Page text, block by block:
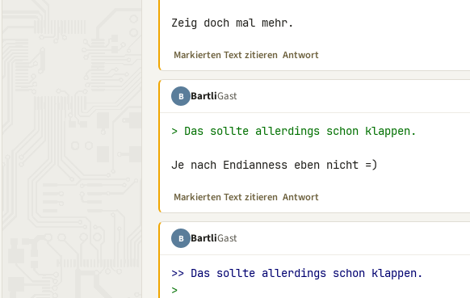
Zeig doch mal mehr.
Markierten Text zitieren Antwort
B BartliGast
> Das sollte allerdings schon klappen.
Je nach Endianness eben nicht =)
Markierten Text zitieren Antwort
B BartliGast
>> Das sollte allerdings schon klappen.
>